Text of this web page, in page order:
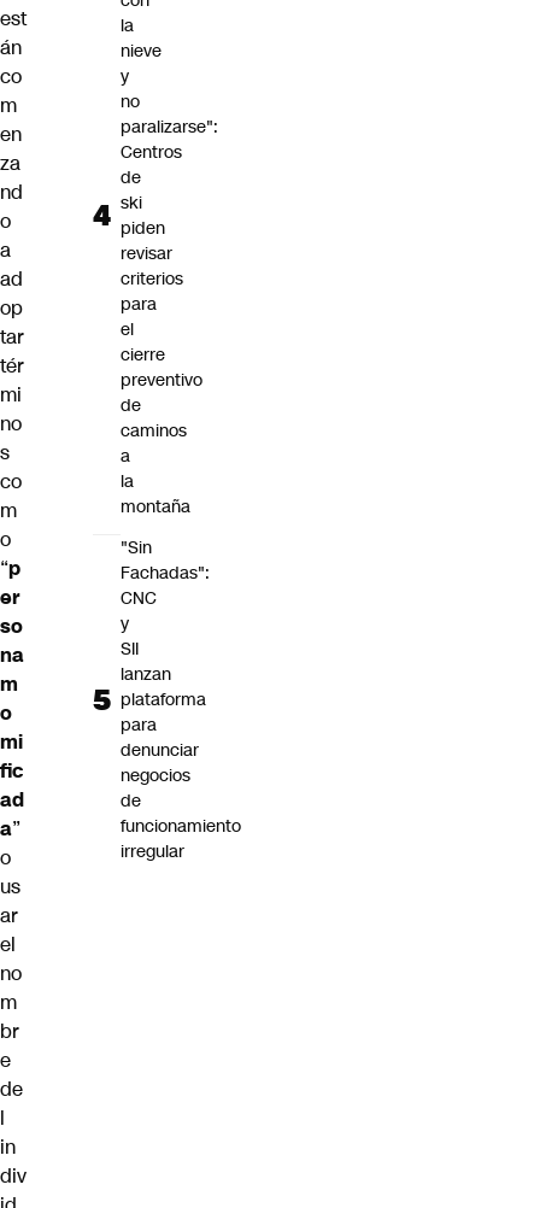
est
án
co
m
en
za
nd
o
a
ad
op
tar
tér
mi
no
s
co
m
o
“p
er
so
na
m
o
mi
fic
ad
a”
o
us
ar
el
no
m
br
e
de
l
in
div
la
nieve
y
no
paralizarse":
Centros
de
ski
piden
revisar
criterios
para
el
cierre
preventivo
de
caminos
a
la
montaña
"Sin
Fachadas":
CNC
y
SII
lanzan
plataforma
para
denunciar
negocios
de
funcionamiento
irregular